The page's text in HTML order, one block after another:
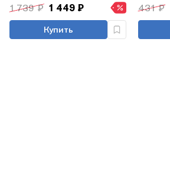
1 739 ₽ 1 449 ₽
Купить
431 ₽